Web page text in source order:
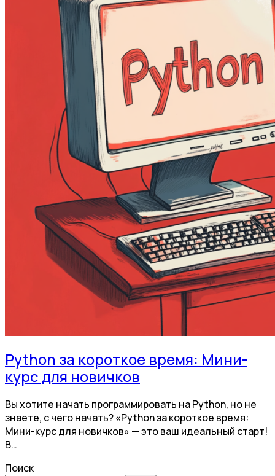
Python за короткое время: Мини-
курс для новичков
Вы хотите начать программировать на Python, но не
знаете, с чего начать? «Python за короткое время:
Мини-курс для новичков» — это ваш идеальный старт!
В…
Поиск